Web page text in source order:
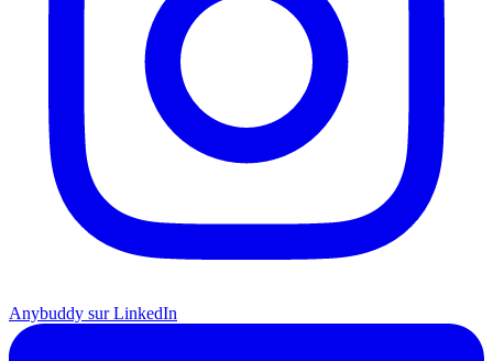
Anybuddy sur LinkedIn